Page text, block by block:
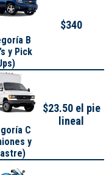
B
y Pick
$340
C
y
$23.50 el pie
lineal